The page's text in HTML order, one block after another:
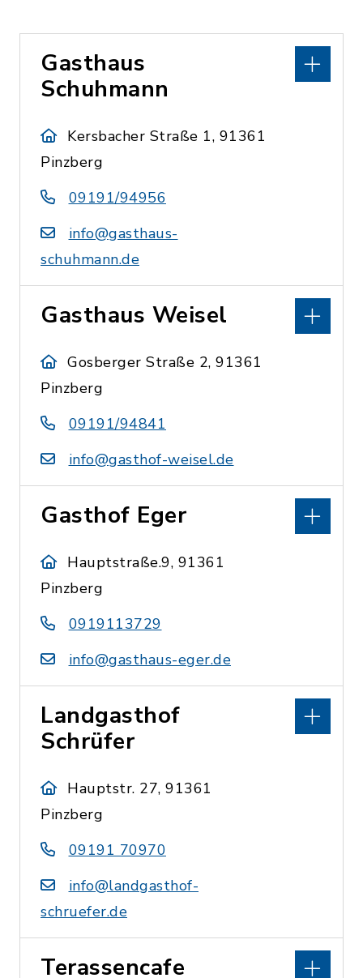
Gasthaus
Schuhmann
Kersbacher Straße 1, 91361
Pinzberg
09191/94956
info@gasthaus-
schuhmann.de
Gasthaus Weisel
Gosberger Straße 2, 91361
Pinzberg
09191/94841
info@gasthof-weisel.de
Gasthof Eger
Hauptstraße.9, 91361
Pinzberg
0919113729
info@gasthaus-eger.de
Landgasthof
Schrüfer
Hauptstr. 27, 91361
Pinzberg
09191 70970
info@landgasthof-
schruefer.de
Terassencafe